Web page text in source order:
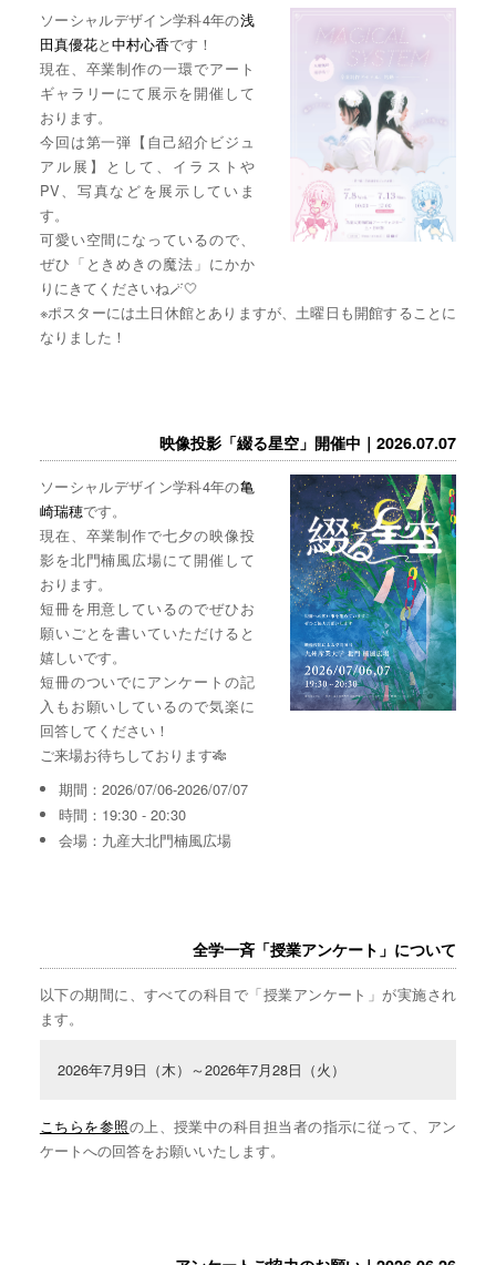
ソーシャルデザイン学科4年の浅
田真優花と中村心香です！
現在、卒業制作の一環でアート
ギャラリーにて展示を開催して
おります。
今回は第一弾【自己紹介ビジュ
アル展】として、イラストや
PV、写真などを展示していま
す。
可愛い空間になっているので、
ぜひ「ときめきの魔法」にかか
りにきてくださいね🪄🤍
※ポスターには土日休館とありますが、土曜日も開館することに
なりました！
映像投影「綴る星空」開催中｜2026.07.07
ソーシャルデザイン学科4年の亀
崎瑞穂です。
現在、卒業制作で七夕の映像投
影を北門楠風広場にて開催して
おります。
短冊を用意しているのでぜひお
願いごとを書いていただけると
嬉しいです。
短冊のついでにアンケートの記
入もお願いしているので気楽に
回答してください！
ご来場お待ちしております🎋
期間：2026/07/06-2026/07/07
時間：19:30 - 20:30
会場：九産大北門楠風広場
全学一斉「授業アンケート」について
以下の期間に、すべての科目で「授業アンケート」が実施され
ます。
2026年7月9日（木）～2026年7月28日（火）
こちらを参照の上、授業中の科目担当者の指示に従って、アン
ケートへの回答をお願いいたします。